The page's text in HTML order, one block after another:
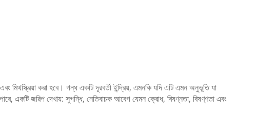
মিথস্ক্রিয়া করা হবে। গন্ধ একটি দূরবর্তী ইন্দ্রিয়, এমনকি যদি এটি এমন অনুভূতি যা
একটি জরিপ দেখায়: সুগন্ধি, নেতিবাচক আবেগ যেমন ক্রোধ, বিষণ্নতা, বিষণ্ণতা এবং